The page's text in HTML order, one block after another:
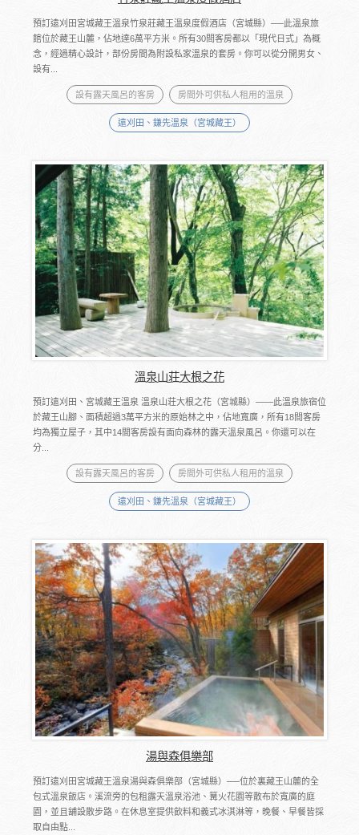
預訂遠刈田宮城藏王溫泉竹泉莊藏王溫泉度假酒店（宮城縣）──此溫泉旅
館位於藏王山麓，佔地達6萬平方米。所有30間客房都以「現代日式」為概
念，經過精心設計，部份房間為附設私家溫泉的套房。你可以從分開男女、
設有...
設有露天風呂的客房 房間外可供私人租用的溫泉
遠刈田、鎌先溫泉（宮城藏王）
溫泉山荘大根之花
預訂遠刈田、宮城藏王溫泉 溫泉山荘大根之花（宮城縣）――此溫泉旅宿位
於藏王山腳、面積超過3萬平方米的原始林之中，佔地寬廣，所有18間客房
均為獨立屋子，其中14間客房設有面向森林的露天溫泉風呂。你還可以在
分...
設有露天風呂的客房 房間外可供私人租用的溫泉
遠刈田、鎌先溫泉（宮城藏王）
湯與森俱樂部
預訂遠刈田宮城藏王溫泉湯與森俱樂部（宮城縣）──位於裏藏王山麓的全
包式溫泉飯店。溪流旁的包租露天溫泉浴池、篝火花園等散布於寬廣的庭
園，並且舖設散步路。在休息室提供飲料和義式冰淇淋等，晚餐、早餐皆採
取自由點...